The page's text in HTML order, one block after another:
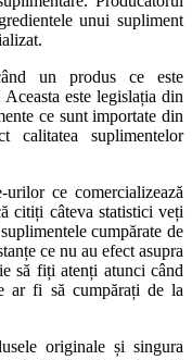
unui supliment
un produs ce este
este legislația din
ce sunt importate din
calitatea suplimentelor
ce comercializează
citiți câteva statistici veți
cumpărate de
ce nu au efect asupra
să fiți atenți atunci când
ar fi să cumpărați de la
originale și singura